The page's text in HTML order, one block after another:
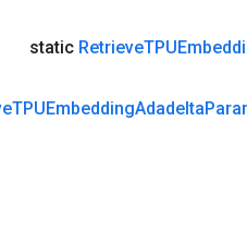
Retrieve
TPUEmbeddingAdadelta